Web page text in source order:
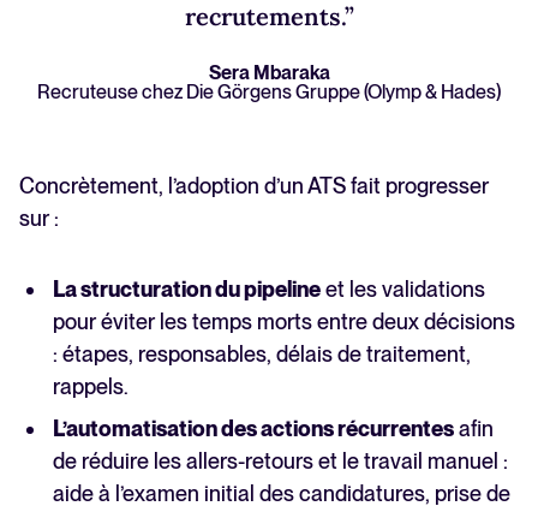
recrutements.”
Sera Mbaraka
Recruteuse chez Die Görgens Gruppe (Olymp & Hades)
Concrètement, l’adoption d’un ATS fait progresser
sur :
La structuration du pipelineet les validations
pour éviter les temps morts entre deux décisions
: étapes, responsables, délais de traitement,
rappels.
L’automatisation des actions récurrentesafin
de réduire les allers-retours et le travail manuel :
aide à l’examen initial des candidatures, prise de